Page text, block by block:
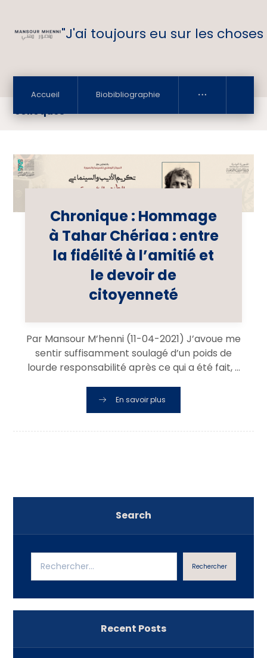
"J'ai toujours eu sur les
Accueil Biobibliographie
colloques
Chronique : Hommage
à Tahar Chériaa : entre
la fidélité à l’amitié et
le devoir de
citoyenneté
Par Mansour M’henni (11-04-2021) J’avoue me
sentir suffisamment soulagé d’un poids de
lourde responsabilité après ce qui a été fait, ...
En savoir plus
Search
Rechercher
Recent Posts